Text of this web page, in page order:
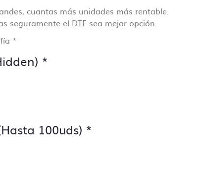
cuantas más unidades más rentable.
seguramente el DTF sea mejor opción.
*
*
100uds) *